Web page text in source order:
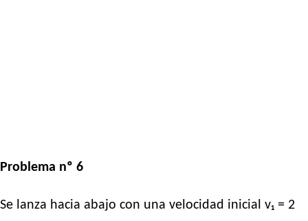
Problema nº 6
Se lanza hacia abajo con una velocidad inicial v₁ = 2